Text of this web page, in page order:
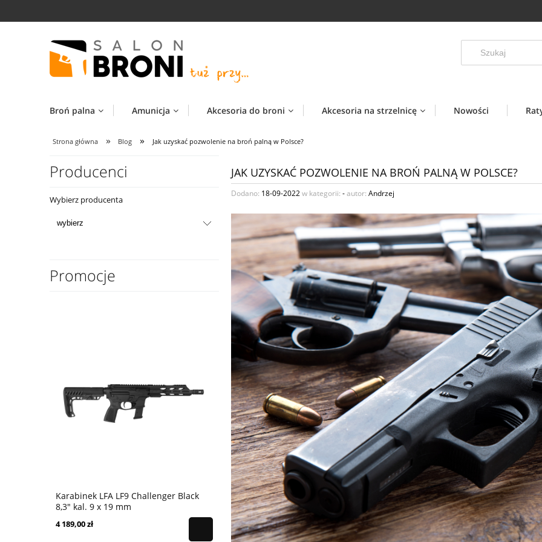
Broń palna Amunicja Akcesoria do broni Akcesoria na strzelnicę Nowości
Strona główna » Blog » Jak uzyskać pozwolenie na broń palną w Polsce?
Producenci
Wybierz producenta
Promocje
Karabinek LFA LF9 Challenger Black
8,3" kal. 9 x 19 mm
4 189,00 zł
Karabinek PCC Son of Gun SOG-Xs 7,5"
9x19 mm - czarny
4 399,00 zł
Latarka pistoletowa Streamlight
G Sub - Sig Sauer P365/P365 XL
2 149,00 zł
JAK UZYSKAĆ POZWOLENIE NA BROŃ PALNĄ W POLSCE?
Dodano: 18-09-2022w kategorii: -autor: Andrzej